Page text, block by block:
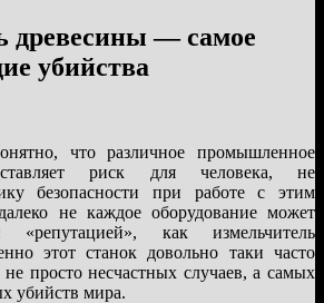
древесины — самое
убийства
что различное промышленное
риск для человека, не
безопасности при работе с этим
не каждое оборудование может
«репутацией», как измельчитель
этот станок довольно таки часто
не просто несчастных случаев, а самых
убийств мира.